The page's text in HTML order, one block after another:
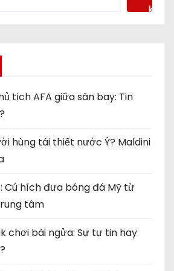
kiếm
tịch AFA giữa sân bay: Tin
hùng tái thiết nước Ý? Maldini
Cú hích đưa bóng đá Mỹ từ
tâm
chơi bài ngửa: Sự tự tin hay